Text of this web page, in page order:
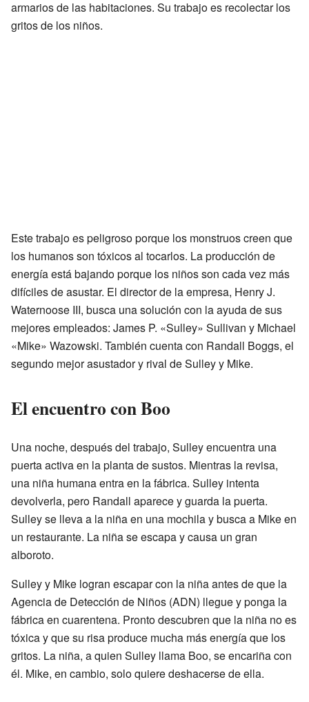
armarios de las habitaciones. Su trabajo es recolectar los
gritos de los niños.
Este trabajo es peligroso porque los monstruos creen que
los humanos son tóxicos al tocarlos. La producción de
energía está bajando porque los niños son cada vez más
difíciles de asustar. El director de la empresa, Henry J.
Waternoose III, busca una solución con la ayuda de sus
mejores empleados: James P. «Sulley» Sullivan y Michael
«Mike» Wazowski. También cuenta con Randall Boggs, el
segundo mejor asustador y rival de Sulley y Mike.
El encuentro con Boo
Una noche, después del trabajo, Sulley encuentra una
puerta activa en la planta de sustos. Mientras la revisa,
una niña humana entra en la fábrica. Sulley intenta
devolverla, pero Randall aparece y guarda la puerta.
Sulley se lleva a la niña en una mochila y busca a Mike en
un restaurante. La niña se escapa y causa un gran
alboroto.
Sulley y Mike logran escapar con la niña antes de que la
Agencia de Detección de Niños (ADN) llegue y ponga la
fábrica en cuarentena. Pronto descubren que la niña no es
tóxica y que su risa produce mucha más energía que los
gritos. La niña, a quien Sulley llama Boo, se encariña con
él. Mike, en cambio, solo quiere deshacerse de ella.